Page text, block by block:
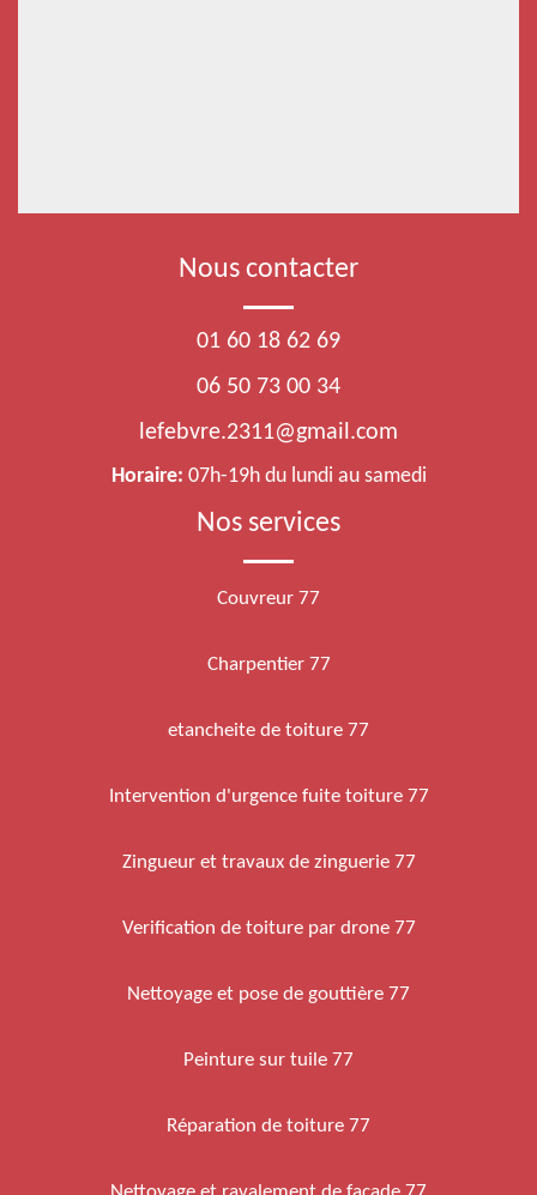
Nous contacter
01 60 18 62 69
06 50 73 00 34
lefebvre.2311@gmail.com
Horaire: 07h-19h du lundi au samedi
Nos services
Couvreur 77
Charpentier 77
etancheite de toiture 77
Intervention d'urgence fuite toiture 77
Zingueur et travaux de zinguerie 77
Verification de toiture par drone 77
Nettoyage et pose de gouttière 77
Peinture sur tuile 77
Réparation de toiture 77